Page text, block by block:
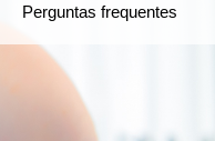
Perguntas frequentes